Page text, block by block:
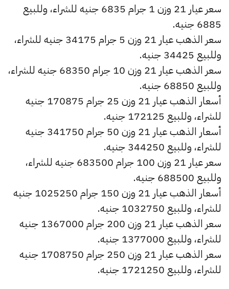
سعر عيار 21 وزن 1 جرام 6835 جنيه للشراء، وللبيع
6885 جنيه.
سعر الذهب عيار 21 وزن 5 جرام 34175 جنيه للشراء،
وللبيع 34425 جنيه.
سعر الذهب عيار 21 وزن 10 جرام 68350 جنيه للشراء،
وللبيع 68850 جنيه.
أسعار الذهب عيار 21 وزن 25 جرام 170875 جنيه
للشراء، وللبيع 172125 جنيه.
أسعار الذهب عيار 21 وزن 50 جرام 341750 جنيه
للشراء، وللبيع 344250 جنيه.
سعر عيار 21 وزن 100 جرام 683500 جنيه للشراء،
وللبيع 688500 جنيه.
أسعار الذهب عيار 21 وزن 150 جرام 1025250 جنيه
للشراء، وللبيع 1032750 جنيه.
سعر الذهب عيار 21 وزن 200 جرام 1367000 جنيه
للشراء، وللبيع 1377000 جنيه.
سعر الذهب عيار 21 وزن 250 جرام 1708750 جنيه
للشراء، وللبيع 1721250 جنيه.